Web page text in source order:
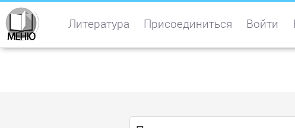
Литература Присоединиться Войти